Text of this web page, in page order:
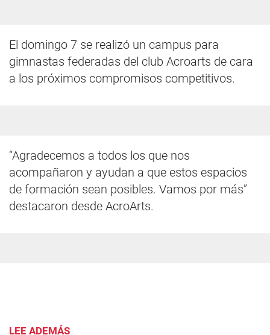
El domingo 7 se realizó un campus para
gimnastas federadas del club Acroarts de cara
a los próximos compromisos competitivos.
“Agradecemos a todos los que nos
acompañaron y ayudan a que estos espacios
de formación sean posibles. Vamos por más”
destacaron desde AcroArts.
LEE ADEMÁS